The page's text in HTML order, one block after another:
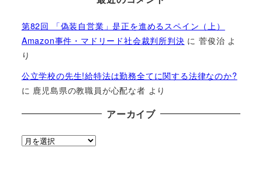
第82回 「偽装自営業」是正を進めるスペイン（上）
Amazon事件・マドリード社会裁判所判決 に菅俊治 よ
り
公立学校の先生!給特法は勤務全てに関する法律なのか?
に 鹿児島県の教職員が心配な者 より
アーカイブ
ア